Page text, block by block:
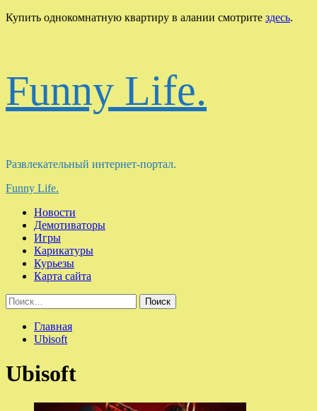
Купить однокомнатную квартиру в алании смотрите здесь.
Funny Life.
Развлекательный интернет-портал.
Основное
Funny Life.
Новости
Демотиваторы
Игры
Карикатуры
Курьезы
Карта сайта
Найти:
Главная
Ubisoft
Ubisoft